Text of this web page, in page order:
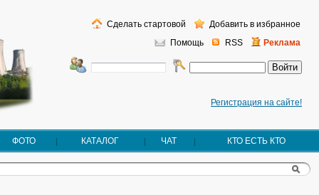
Регистрация на сайте!
Помощь RSS Реклама
Сделать стартовой Добавить в избранное
ФОТО КАТАЛОГ ЧАТ КТО ЕСТЬ КТО